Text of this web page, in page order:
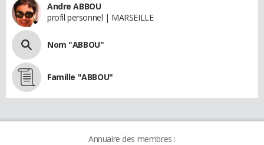
Andre ABBOU
profil personnel | MARSEILLE
Nom "ABBOU"
Famille "ABBOU"
Annuaire des membres :